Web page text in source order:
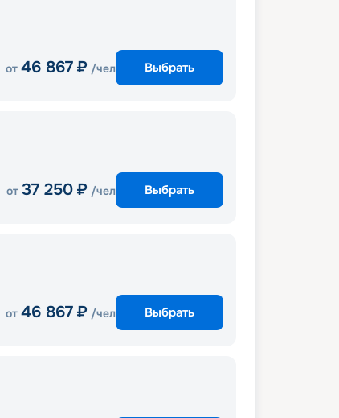
от 46 867 ₽ /чел Выбрать
от 37 250 ₽ /чел Выбрать
от 46 867 ₽ /чел Выбрать